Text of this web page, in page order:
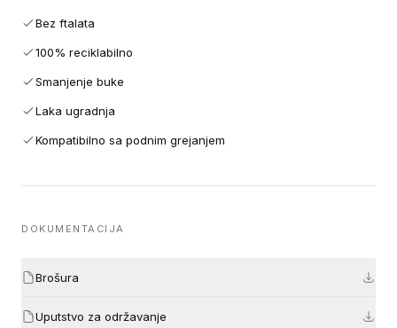
Bez ftalata
100% reciklabilno
Smanjenje buke
Laka ugradnja
Kompatibilno sa podnim grejanjem
DOKUMENTACIJA
Brošura
Uputstvo za održavanje